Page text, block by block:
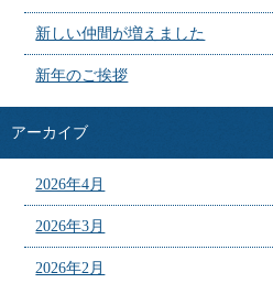
新しい仲間が増えました
新年のご挨拶
アーカイブ
2026年4月
2026年3月
2026年2月